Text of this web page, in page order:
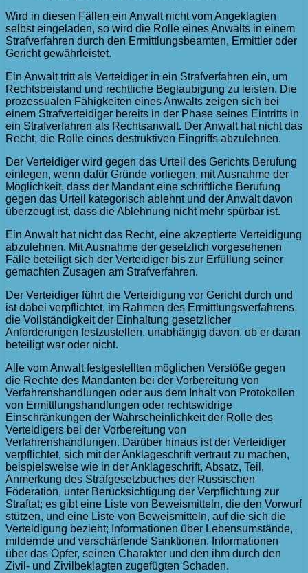
Wird in diesen Fällen ein Anwalt nicht vom Angeklagten
selbst eingeladen, so wird die Rolle eines Anwalts in einem
Strafverfahren durch den Ermittlungsbeamten, Ermittler oder
Gericht gewährleistet.
Ein Anwalt tritt als Verteidiger in ein Strafverfahren ein, um
Rechtsbeistand und rechtliche Beglaubigung zu leisten. Die
prozessualen Fähigkeiten eines Anwalts zeigen sich bei
einem Strafverteidiger bereits in der Phase seines Eintritts in
ein Strafverfahren als Rechtsanwalt. Der Anwalt hat nicht das
Recht, die Rolle eines destruktiven Eingriffs abzulehnen.
Der Verteidiger wird gegen das Urteil des Gerichts Berufung
einlegen, wenn dafür Gründe vorliegen, mit Ausnahme der
Möglichkeit, dass der Mandant eine schriftliche Berufung
gegen das Urteil kategorisch ablehnt und der Anwalt davon
überzeugt ist, dass die Ablehnung nicht mehr spürbar ist.
Ein Anwalt hat nicht das Recht, eine akzeptierte Verteidigung
abzulehnen. Mit Ausnahme der gesetzlich vorgesehenen
Fälle beteiligt sich der Verteidiger bis zur Erfüllung seiner
gemachten Zusagen am Strafverfahren.
Der Verteidiger führt die Verteidigung vor Gericht durch und
ist dabei verpflichtet, im Rahmen des Ermittlungsverfahrens
die Vollständigkeit der Einhaltung gesetzlicher
Anforderungen festzustellen, unabhängig davon, ob er daran
beteiligt war oder nicht.
Alle vom Anwalt festgestellten möglichen Verstöße gegen
die Rechte des Mandanten bei der Vorbereitung von
Verfahrenshandlungen oder aus dem Inhalt von Protokollen
von Ermittlungshandlungen oder rechtswidrige
Einschränkungen der Wahrscheinlichkeit der Rolle des
Verteidigers bei der Vorbereitung von
Verfahrenshandlungen. Darüber hinaus ist der Verteidiger
verpflichtet, sich mit der Anklageschrift vertraut zu machen,
beispielsweise wie in der Anklageschrift, Absatz, Teil,
Anmerkung des Strafgesetzbuches der Russischen
Föderation, unter Berücksichtigung der Verpflichtung zur
Straftat; es gibt eine Liste von Beweismitteln, die den Vorwurf
stützen, und eine Liste von Beweismitteln, auf die sich die
Verteidigung bezieht; Informationen über Lebensumstände,
mildernde und verschärfende Sanktionen, Informationen
über das Opfer, seinen Charakter und den ihm durch den
Zivil- und Zivilbeklagten zugefügten Schaden.